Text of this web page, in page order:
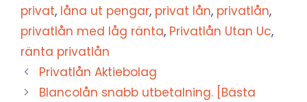
privat, låna ut pengar, privat lån, privatlån,
privatlån med låg ränta, Privatlån Utan Uc,
ränta privatlån
Privatlån Aktiebolag
Blancolån snabb utbetalning. [Bästa